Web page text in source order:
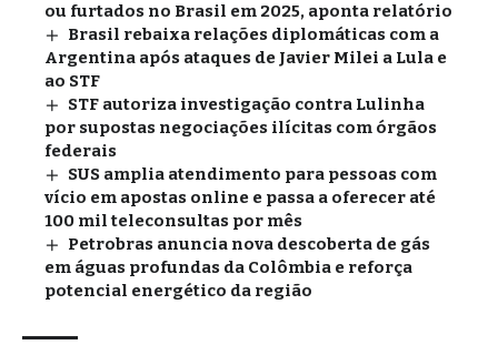
ou furtados no Brasil em 2025, aponta relatório
Brasil rebaixa relações diplomáticas com a
Argentina após ataques de Javier Milei a Lula e
ao STF
STF autoriza investigação contra Lulinha
por supostas negociações ilícitas com órgãos
federais
SUS amplia atendimento para pessoas com
vício em apostas online e passa a oferecer até
100 mil teleconsultas por mês
Petrobras anuncia nova descoberta de gás
em águas profundas da Colômbia e reforça
potencial energético da região